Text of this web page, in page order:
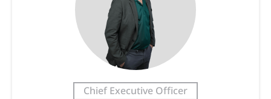
Chief Executive Officer